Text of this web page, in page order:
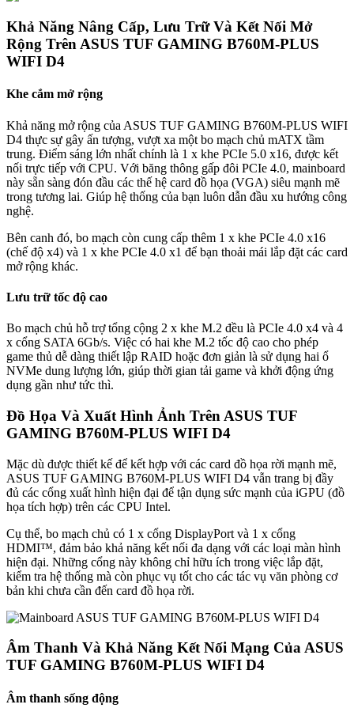
Khả Năng Nâng Cấp, Lưu Trữ Và Kết Nối Mở
Rộng Trên ASUS TUF GAMING B760M-PLUS
WIFI D4
Khe cắm mở rộng
Khả năng mở rộng của ASUS TUF GAMING B760M-PLUS WIFI
D4 thực sự gây ấn tượng, vượt xa một bo mạch chủ mATX tầm
trung. Điểm sáng lớn nhất chính là 1 x khe PCIe 5.0 x16, được kết
nối trực tiếp với CPU. Với băng thông gấp đôi PCIe 4.0, mainboard
này sẵn sàng đón đầu các thế hệ card đồ họa (VGA) siêu mạnh mẽ
trong tương lai. Giúp hệ thống của bạn luôn dẫn đầu xu hướng công
nghệ.
Bên canh đó, bo mạch còn cung cấp thêm 1 x khe PCIe 4.0 x16
(chế độ x4) và 1 x khe PCIe 4.0 x1 để bạn thoải mái lắp đặt các card
mở rộng khác.
Lưu trữ tốc độ cao
Bo mạch chủ hỗ trợ tổng cộng 2 x khe M.2 đều là PCIe 4.0 x4 và 4
x cổng SATA 6Gb/s. Việc có hai khe M.2 tốc độ cao cho phép
game thủ dễ dàng thiết lập RAID hoặc đơn giản là sử dụng hai ổ
NVMe dung lượng lớn, giúp thời gian tải game và khởi động ứng
dụng gần như tức thì.
Đồ Họa Và Xuất Hình Ảnh Trên ASUS TUF
GAMING B760M-PLUS WIFI D4
Mặc dù được thiết kế để kết hợp với các card đồ họa rời mạnh mẽ,
ASUS TUF GAMING B760M-PLUS WIFI D4 vẫn trang bị đầy
đủ các cổng xuất hình hiện đại để tận dụng sức mạnh của iGPU (đồ
họa tích hợp) trên các CPU Intel.
Cụ thể, bo mạch chủ có 1 x cổng DisplayPort và 1 x cổng
HDMI™, đảm bảo khả năng kết nối đa dạng với các loại màn hình
hiện đại. Những cổng này không chỉ hữu ích trong việc lắp đặt,
kiểm tra hệ thống mà còn phục vụ tốt cho các tác vụ văn phòng cơ
bản khi chưa cần đến card đồ họa rời.
Âm Thanh Và Khả Năng Kết Nối Mạng Của ASUS
TUF GAMING B760M-PLUS WIFI D4
Âm thanh sống động